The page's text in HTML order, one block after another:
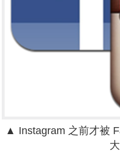
▲ Instagram 之前才被